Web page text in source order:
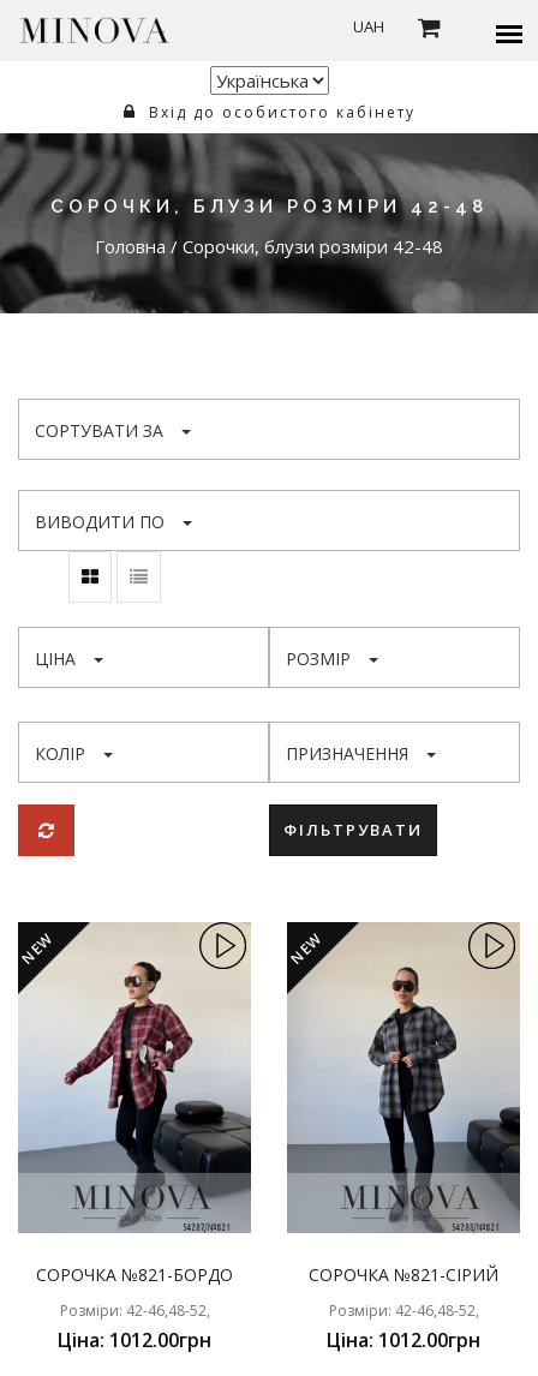
UAH
Вхід до особистого кабінету
СОРОЧКИ, БЛУЗИ РОЗМІРИ 42-48
Головна / Сорочки, блузи розміри 42-48
СОРТУВАТИ ЗА
ВИВОДИТИ ПО
ЦІНА РОЗМІР
КОЛІР ПРИЗНАЧЕННЯ
ФІЛЬТРУВАТИ
NEW
СОРОЧКА №821-БОРДО
Розміри: 42-46,48-52,
Ціна: 1012.00грн
NEW
СОРОЧКА №821-СІРИЙ
Розміри: 42-46,48-52,
Ціна: 1012.00грн